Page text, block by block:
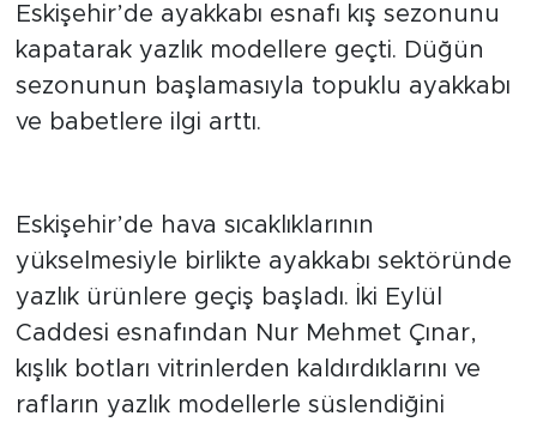
Eskişehir’de ayakkabı esnafı kış sezonunu
kapatarak yazlık modellere geçti. Düğün
sezonunun başlamasıyla topuklu ayakkabı
ve babetlere ilgi arttı.
Eskişehir’de hava sıcaklıklarının
yükselmesiyle birlikte ayakkabı sektöründe
yazlık ürünlere geçiş başladı. İki Eylül
Caddesi esnafından Nur Mehmet Çınar,
kışlık botları vitrinlerden kaldırdıklarını ve
rafların yazlık modellerle süslendiğini